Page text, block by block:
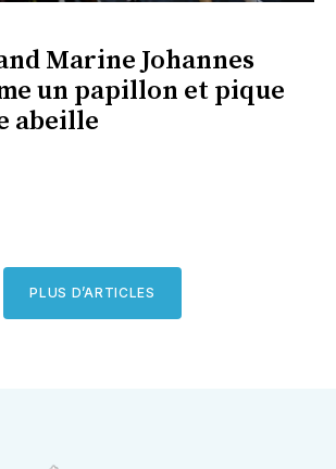
Marine Johannes
un papillon et pique
abeille
PLUS D’ARTICLES